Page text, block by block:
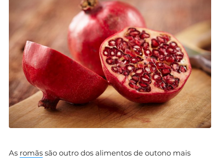
As romãs são outro dos alimentos de outono mais